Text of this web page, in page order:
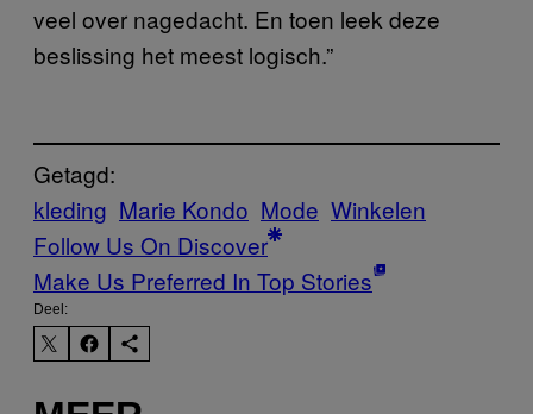
veel over nagedacht. En toen leek deze
beslissing het meest logisch.”
Getagd:
kleding Marie Kondo Mode Winkelen
Follow Us On Discover
Make Us Preferred In Top Stories
Deel: